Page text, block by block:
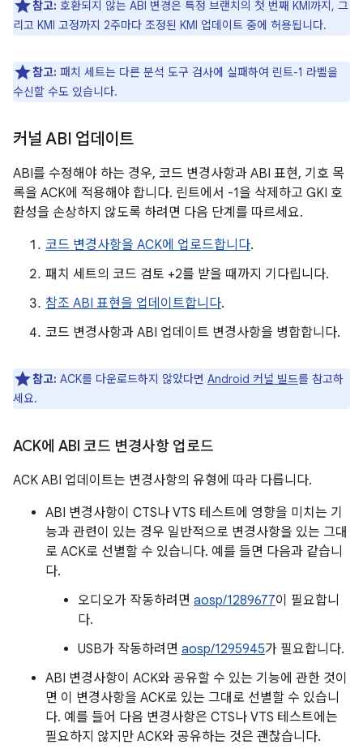
참고: 호환되지 않는 ABI 변경은 특정 브랜치의 첫 번째 KMI까지, 그
리고 KMI 고정까지 2주마다 조정된 KMI 업데이트 중에 허용됩니다.
참고: 패치 세트는 다른 분석 도구 검사에 실패하여 린트-1 라벨을
수신할 수도 있습니다.
커널 ABI 업데이트
ABI를 수정해야 하는 경우, 코드 변경사항과 ABI 표현, 기호 목
록을 ACK에 적용해야 합니다. 린트에서 -1을 삭제하고 GKI 호
환성을 손상하지 않도록 하려면 다음 단계를 따르세요.
코드 변경사항을 ACK에 업로드합니다.
패치 세트의 코드 검토 +2를 받을 때까지 기다립니다.
참조 ABI 표현을 업데이트합니다.
코드 변경사항과 ABI 업데이트 변경사항을 병합합니다.
참고: ACK를 다운로드하지 않았다면 Android 커널 빌드를 참고하
세요.
ACK에 ABI 코드 변경사항 업로드
ACK ABI 업데이트는 변경사항의 유형에 따라 다릅니다.
ABI 변경사항이 CTS나 VTS 테스트에 영향을 미치는 기
능과 관련이 있는 경우 일반적으로 변경사항을 있는 그대
로 ACK로 선별할 수 있습니다. 예를 들면 다음과 같습니
다.
오디오가 작동하려면 aosp/1289677이 필요합니
다.
USB가 작동하려면 aosp/1295945가 필요합니다.
ABI 변경사항이 ACK와 공유할 수 있는 기능에 관한 것이
면 이 변경사항을 ACK로 있는 그대로 선별할 수 있습니
다. 예를 들어 다음 변경사항은 CTS나 VTS 테스트에는
필요하지 않지만 ACK와 공유하는 것은 괜찮습니다.